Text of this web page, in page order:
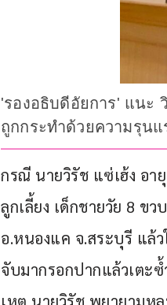
'รองอธิบดีอัยการ' แนะ
ถูกกระทำด้วยความรุน
กรณี นายวิรัช แซ่เฮ้ง อา
ลูกเลี้ยง เด็กชายวัย 8 ข
อ.หนองแค จ.สระบุรี แล้
จับมากรอกปากแล้วเตะ